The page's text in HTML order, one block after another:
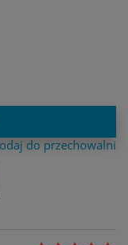
do przechowalni